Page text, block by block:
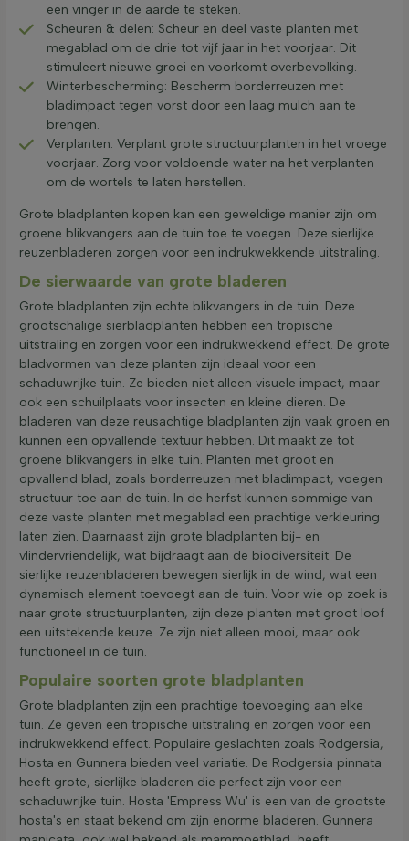
een vinger in de aarde te steken.
Scheuren & delen: Scheur en deel vaste planten met
megablad om de drie tot vijf jaar in het voorjaar. Dit
stimuleert nieuwe groei en voorkomt overbevolking.
Winterbescherming: Bescherm borderreuzen met
bladimpact tegen vorst door een laag mulch aan te
brengen.
Verplanten: Verplant grote structuurplanten in het vroege
voorjaar. Zorg voor voldoende water na het verplanten
om de wortels te laten herstellen.
Grote bladplanten kopen kan een geweldige manier zijn om
groene blikvangers aan de tuin toe te voegen. Deze sierlijke
reuzenbladeren zorgen voor een indrukwekkende uitstraling.
De sierwaarde van grote bladeren
Grote bladplanten zijn echte blikvangers in de tuin. Deze
grootschalige sierbladplanten hebben een tropische
uitstraling en zorgen voor een indrukwekkend effect. De grote
bladvormen van deze planten zijn ideaal voor een
schaduwrijke tuin. Ze bieden niet alleen visuele impact, maar
ook een schuilplaats voor insecten en kleine dieren. De
bladeren van deze reusachtige bladplanten zijn vaak groen en
kunnen een opvallende textuur hebben. Dit maakt ze tot
groene blikvangers in elke tuin. Planten met groot en
opvallend blad, zoals borderreuzen met bladimpact, voegen
structuur toe aan de tuin. In de herfst kunnen sommige van
deze vaste planten met megablad een prachtige verkleuring
laten zien. Daarnaast zijn grote bladplanten bij- en
vlindervriendelijk, wat bijdraagt aan de biodiversiteit. De
sierlijke reuzenbladeren bewegen sierlijk in de wind, wat een
dynamisch element toevoegt aan de tuin. Voor wie op zoek is
naar grote structuurplanten, zijn deze planten met groot loof
een uitstekende keuze. Ze zijn niet alleen mooi, maar ook
functioneel in de tuin.
Populaire soorten grote bladplanten
Grote bladplanten zijn een prachtige toevoeging aan elke
tuin. Ze geven een tropische uitstraling en zorgen voor een
indrukwekkend effect. Populaire geslachten zoals Rodgersia,
Hosta en Gunnera bieden veel variatie. De Rodgersia pinnata
heeft grote, sierlijke bladeren die perfect zijn voor een
schaduwrijke tuin. Hosta 'Empress Wu' is een van de grootste
hosta's en staat bekend om zijn enorme bladeren. Gunnera